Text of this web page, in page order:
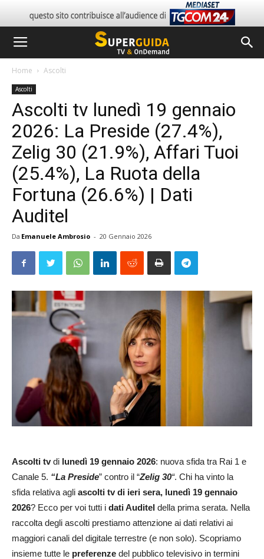
Home Ascolti
Ascolti
Ascolti tv lunedì 19 gennaio
2026: La Preside (27.4%),
Zelig 30 (21.9%), Affari Tuoi
(25.4%), La Ruota della
Fortuna (26.6%) | Dati
Auditel
Da Emanuele Ambrosio - 20 Gennaio 2026
Ascolti tvdi lunedì 19 gennaio 2026: nuova sfida tra Rai 1 e
Canale 5. “La Preside” contro il “Zelig 30“. Chi ha vinto la
sfida relativa agli ascolti tv di ieri sera, lunedì 19 gennaio
2026? Ecco per voi tutti i dati Auditel della prima serata. Nella
raccolta degli ascolti prestiamo attenzione ai dati relativi ai
maggiori canali del digitale terrestre (e non solo). Scopriamo
insieme tutte le preferenze del pubblico televisivo in termini